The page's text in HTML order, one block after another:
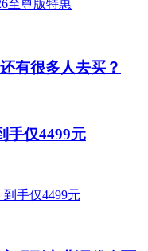
有很多人去买？
手仅4499元